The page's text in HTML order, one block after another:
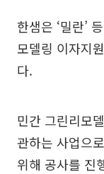
한샘은 ‘밀란’
모델링 이자지
다.
민간 그린리모
관하는 사업으
위해 공사를 진